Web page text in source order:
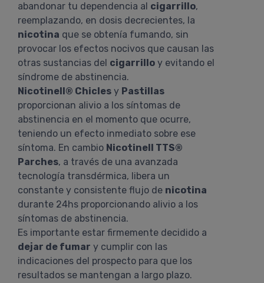
abandonar tu dependencia al cigarrillo,
reemplazando, en dosis decrecientes, la
nicotina que se obtenía fumando, sin
provocar los efectos nocivos que causan las
otras sustancias del cigarrillo y evitando el
síndrome de abstinencia.
Nicotinell® Chicles y Pastillas
proporcionan alivio a los síntomas de
abstinencia en el momento que ocurre,
teniendo un efecto inmediato sobre ese
síntoma. En cambio Nicotinell TTS®
Parches, a través de una avanzada
tecnología transdérmica, libera un
constante y consistente flujo de nicotina
durante 24hs proporcionando alivio a los
síntomas de abstinencia.
Es importante estar firmemente decidido a
dejar de fumar y cumplir con las
indicaciones del prospecto para que los
resultados se mantengan a largo plazo.